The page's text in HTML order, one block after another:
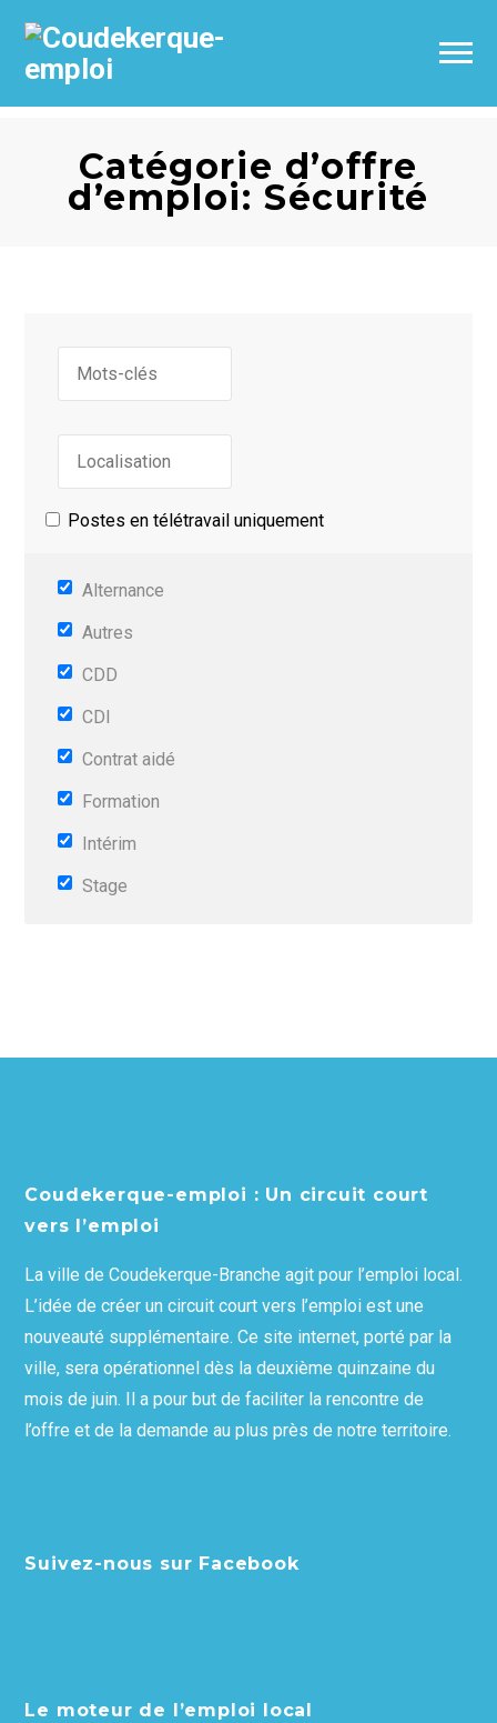
Catégorie d’offre
d’emploi: Sécurité
Postes en télétravail uniquement
Alternance
Autres
CDD
CDI
Contrat aidé
Formation
Intérim
Stage
Coudekerque-emploi : Un circuit court
vers l’emploi
La ville de Coudekerque-Branche agit pour l’emploi local.
L’idée de créer un circuit court vers l’emploi est une
nouveauté supplémentaire. Ce site internet, porté par la
ville, sera opérationnel dès la deuxième quinzaine du
mois de juin. Il a pour but de faciliter la rencontre de
l’offre et de la demande au plus près de notre territoire.
Suivez-nous sur Facebook
Le moteur de l’emploi local